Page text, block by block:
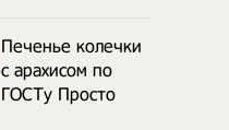
Печенье колечки
с арахисом по
ГОСТу Просто